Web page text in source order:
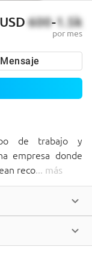
USD 600-1.5k
por mes
Mensaje
de trabajo y
empresa donde
reco... más